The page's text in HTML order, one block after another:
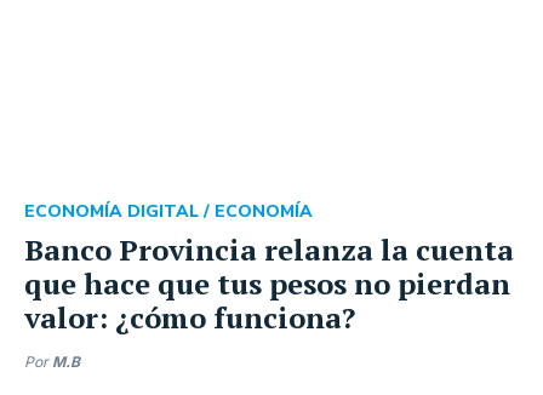
Banco Provincia relanza la cuenta
que hace que tus pesos no pierdan
valor: ¿cómo funciona?
ECONOMÍA DIGITAL / ECONOMÍA
Por M.B